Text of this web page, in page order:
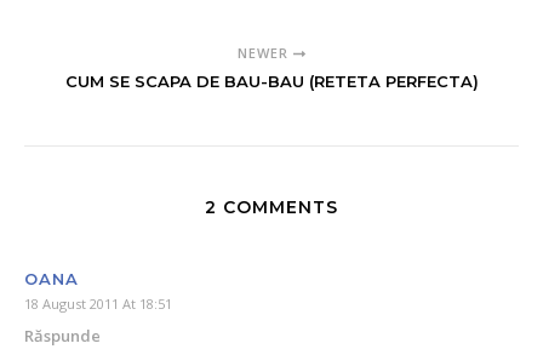
NEWER
CUM SE SCAPA DE BAU-BAU (RETETA PERFECTA)
2 COMMENTS
OANA
18 August 2011 At 18:51
Răspunde